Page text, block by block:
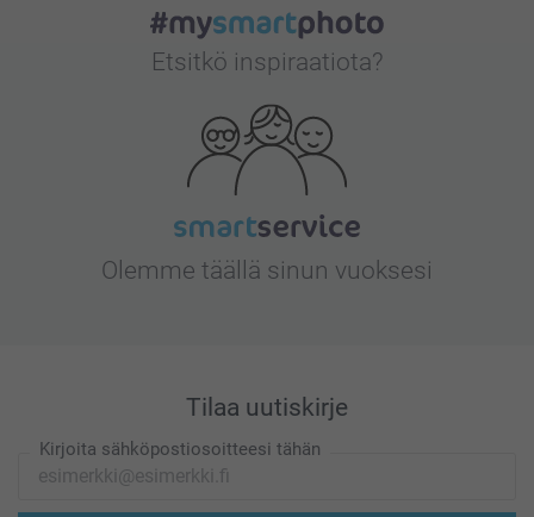
Etsitkö inspiraatiota?
Olemme täällä sinun vuoksesi
Tilaa uutiskirje
Kirjoita sähköpostiosoitteesi tähän